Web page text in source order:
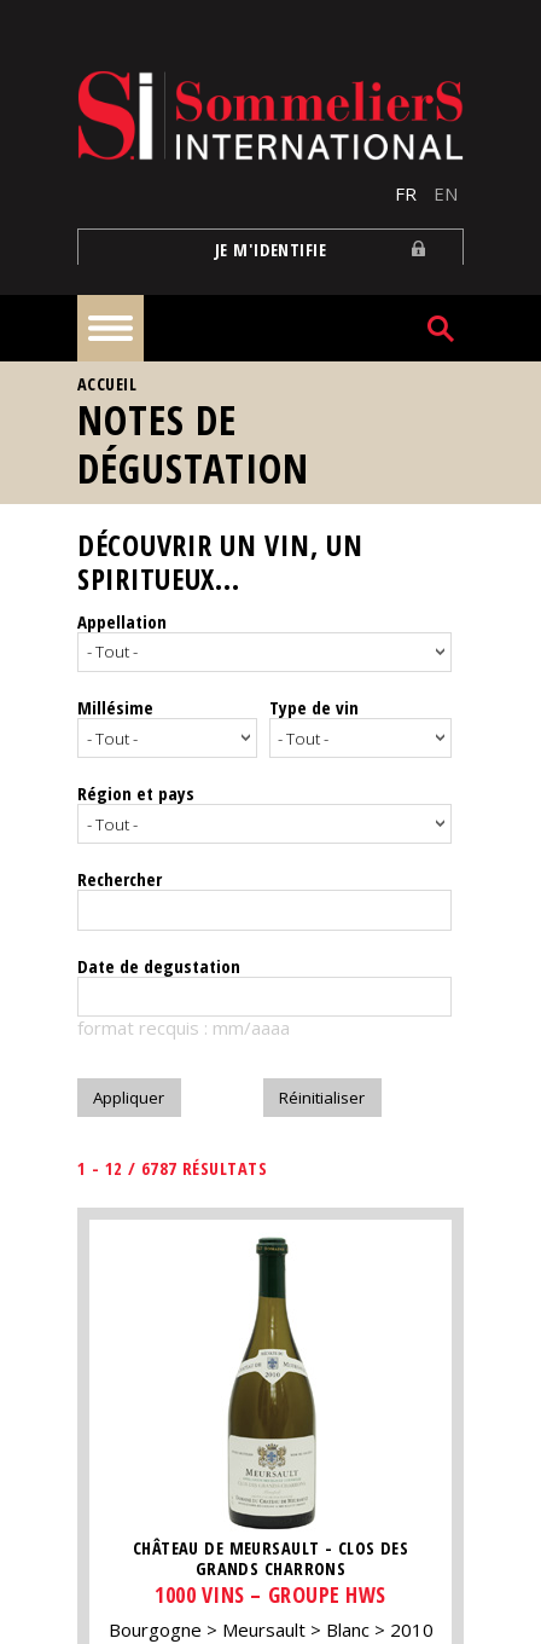
FR EN
JE M'IDENTIFIE
À
la
une
Reportages
Nos
Spiritueux
Notes
dégustation
Le
magazine
Télécharger
VOUS ÊTES ICI
ACCUEIL
NOTES DE
DÉGUSTATION
DÉCOUVRIR UN VIN, UN
SPIRITUEUX...
Appellation
Millésime Type de vin
Région et pays
Rechercher
Date de degustation
format recquis : mm/aaaa
1 - 12 / 6787 RÉSULTATS
CHÂTEAU DE MEURSAULT - CLOS DES
GRANDS CHARRONS
1000 VINS – GROUPE HWS
Bourgogne Meursault Blanc 2010